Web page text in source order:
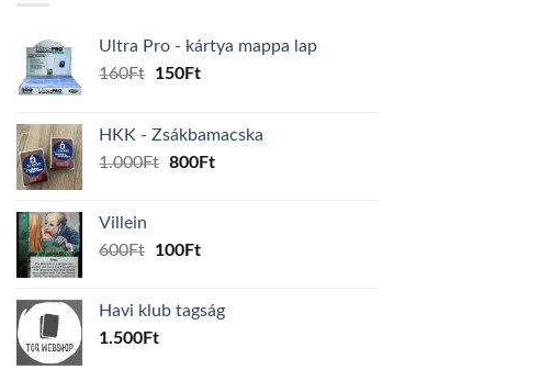
Ultra Pro - kártya mappa lap
160Ft
Original
160Ft.
150FtCurrent
150Ft.
HKK - Zsákbamacska
1.000Ft Original
800FtCurrent
Villein
600Ft
Original
600Ft.
100FtCurrent
100Ft.
Havi klub tagság
1.500Ft